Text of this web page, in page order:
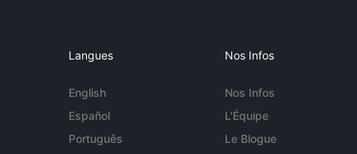
Langues
English
Español
Português
Nos Infos
Nos Infos
L'Équipe
Le Blogue